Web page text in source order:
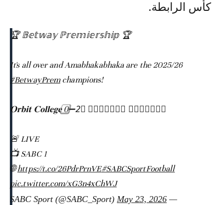
كأس الرابطة.
🏆 𝔹𝕖𝕥𝕨𝕒𝕪 ℙ𝕣𝕖𝕞𝕚𝕖𝕣𝕤𝕙𝕚𝕡 🏆
It's all over and Amabhakabhaka are the 2025/26
#BetwayPremchampions!
𝐎𝐫𝐛𝐢𝐭 𝐂𝐨𝐥𝐥𝐞𝐠𝐞 0⃣➖2⃣ 𝐎𝐫𝐥𝐚𝐧𝐝𝐨 𝐏𝐢𝐫𝐚𝐭𝐞𝐬
🚨 LIVE
📺 SABC 1
🌐https://t.co/26PdrPrnVE#SABCSportFootball
pic.twitter.com/xG3n4xChWJ
— SABC Sport (@SABC_Sport)
May 23, 2026